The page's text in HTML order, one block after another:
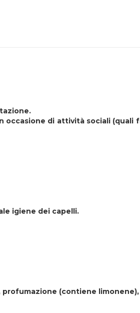
occasione di attività sociali (quali
igiene dei capelli.
profumazione (contiene